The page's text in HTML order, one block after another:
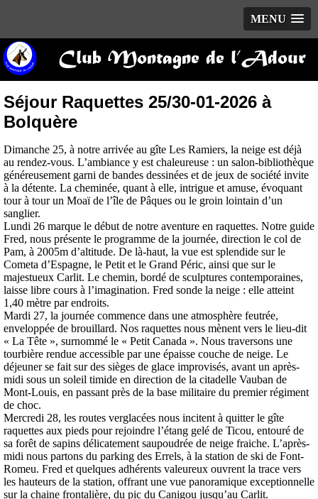
MENU
Club Montagne de l’Adour
Séjour Raquettes 25/30-01-2026 à
Bolquère
Dimanche 25, à notre arrivée au gîte Les Ramiers, la neige est déjà
au rendez-vous. L’ambiance y est chaleureuse : un salon-bibliothèque
généreusement garni de bandes dessinées et de jeux de société invite
à la détente. La cheminée, quant à elle, intrigue et amuse, évoquant
tour à tour un Moaï de l’île de Pâques ou le groin lointain d’un
sanglier.
Lundi 26 marque le début de notre aventure en raquettes. Notre guide
Fred, nous présente le programme de la journée, direction le col de
Pam, à 2005m d’altitude. De là-haut, la vue est splendide sur le
Cometa d’Espagne, le Petit et le Grand Péric, ainsi que sur le
majestueux Carlit. Le chemin, bordé de sculptures contemporaines,
laisse libre cours à l’imagination. Fred sonde la neige : elle atteint
1,40 mètre par endroits.
Mardi 27, la journée commence dans une atmosphère feutrée,
enveloppée de brouillard. Nos raquettes nous mènent vers le lieu-dit
« La Tête », surnommé le « Petit Canada ». Nous traversons une
tourbière rendue accessible par une épaisse couche de neige. Le
déjeuner se fait sur des sièges de glace improvisés, avant un après-
midi sous un soleil timide en direction de la citadelle Vauban de
Mont-Louis, en passant près de la base militaire du premier régiment
de choc.
Mercredi 28, les routes verglacées nous incitent à quitter le gîte
raquettes aux pieds pour rejoindre l’étang gelé de Ticou, entouré de
sa forêt de sapins délicatement saupoudrée de neige fraiche. L’après-
midi nous partons du parking des Errels, à la station de ski de Font-
Romeu. Fred et quelques adhérents valeureux ouvrent la trace vers
les hauteurs de la station, offrant une vue panoramique exceptionnelle
sur la chaine frontalière, du pic du Canigou jusqu’au Carlit.